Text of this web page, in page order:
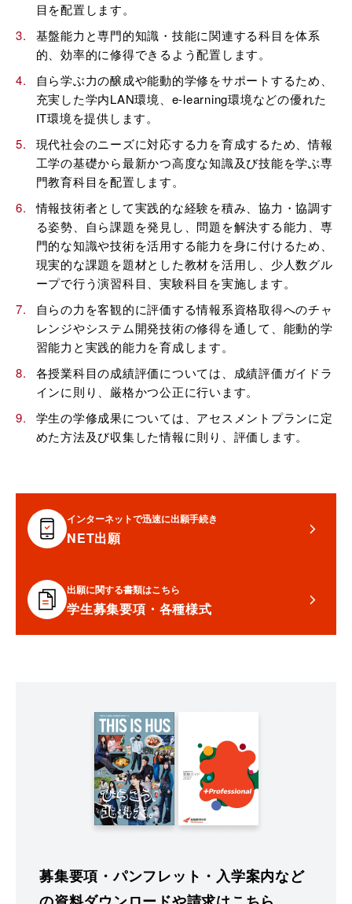
目を配置します。
基盤能力と専門的知識・技能に関連する科目を体系
的、効率的に修得できるよう配置します。
自ら学ぶ力の醸成や能動的学修をサポートするため、
充実した学内LAN環境、e-learning環境などの優れた
IT環境を提供します。
現代社会のニーズに対応する力を育成するため、情報
工学の基礎から最新かつ高度な知識及び技能を学ぶ専
門教育科目を配置します。
情報技術者として実践的な経験を積み、協力・協調す
る姿勢、自ら課題を発見し、問題を解決する能力、専
門的な知識や技術を活用する能力を身に付けるため、
現実的な課題を題材とした教材を活用し、少人数グル
ープで行う演習科目、実験科目を実施します。
自らの力を客観的に評価する情報系資格取得へのチャ
レンジやシステム開発技術の修得を通して、能動的学
習能力と実践的能力を育成します。
各授業科目の成績評価については、成績評価ガイドラ
インに則り、厳格かつ公正に行います。
学生の学修成果については、アセスメントプランに定
めた方法及び収集した情報に則り、評価します。
インターネットで迅速に出願手続き
NET出願
出願に関する書類はこちら
学生募集要項・各種様式
募集要項・パンフレット・入学案内など